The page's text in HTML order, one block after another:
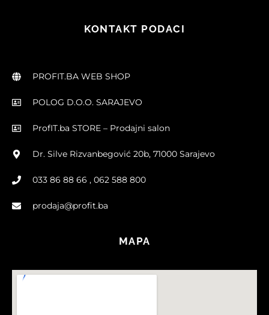
KONTAKT PODACI
PROFIT.BA WEB SHOP
POLOG D.O.O. SARAJEVO
ProfIT.ba STORE – Prodajni salon
Dr. Silve Rizvanbegović 20b, 71000 Sarajevo
033 86 88 66 , 062 588 800
prodaja@profit.ba
MAPA